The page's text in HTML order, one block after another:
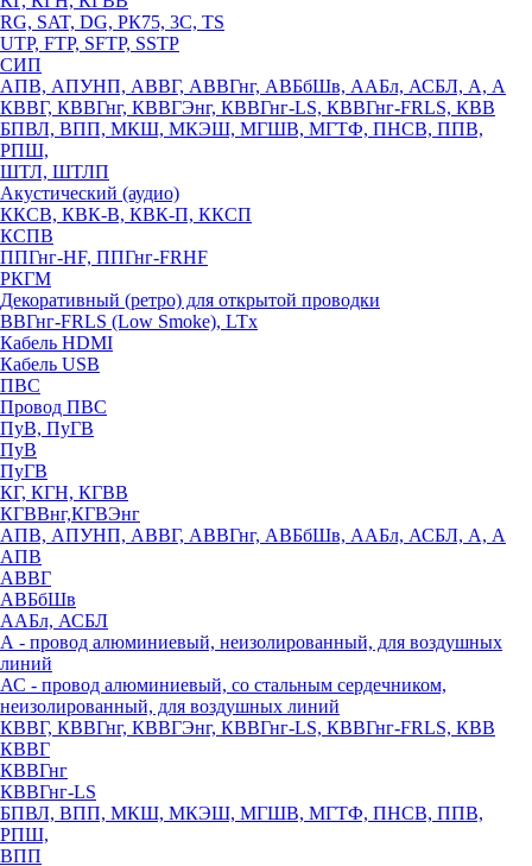
RG, SAT, DG, РК75, 3С, TS
UTP, FTP, SFTP, SSTP
СИП
АПВ, АПУНП, АВВГ, АВВГнг, АВБбШв, ААБл, АСБЛ, А, А
КВВГ, КВВГнг, КВВГЭнг, КВВГнг-LS, КВВГнг-FRLS, КВВ
БПВЛ, ВПП, МКШ, МКЭШ, МГШВ, МГТФ, ПНСВ, ППВ,
РПШ,
ШТЛ, ШТЛП
Акустический (аудио)
ККСВ, КВК-В, КВК-П, ККСП
КСПВ
ППГнг-HF, ППГнг-FRHF
РКГМ
Декоративный (ретро) для открытой проводки
ВВГнг-FRLS (Low Smoke), LTx
Кабель HDMI
Кабель USB
ПВС
Провод ПВС
ПуВ, ПуГВ
ПуВ
ПуГВ
КГ, КГН, КГВВ
КГВВнг,КГВЭнг
АПВ, АПУНП, АВВГ, АВВГнг, АВБбШв, ААБл, АСБЛ, А, А
АПВ
АВВГ
АВБбШв
ААБл, АСБЛ
А - провод алюминиевый, неизолированный, для воздушных
линий
АС - провод алюминиевый, со стальным сердечником,
неизолированный, для воздушных линий
КВВГ, КВВГнг, КВВГЭнг, КВВГнг-LS, КВВГнг-FRLS, КВВ
КВВГ
КВВГнг
КВВГнг-LS
БПВЛ, ВПП, МКШ, МКЭШ, МГШВ, МГТФ, ПНСВ, ППВ,
РПШ,
ВПП